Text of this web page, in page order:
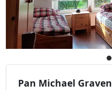
Pan Michael Graven